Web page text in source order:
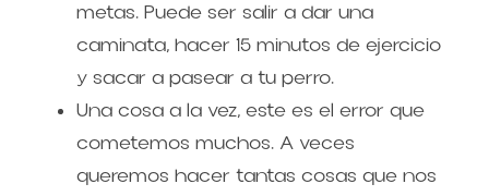
metas. Puede ser salir a dar una
caminata, hacer 15 minutos de ejercicio
y sacar a pasear a tu perro.
Una cosa a la vez, este es el error que
cometemos muchos. A veces
queremos hacer tantas cosas que nos